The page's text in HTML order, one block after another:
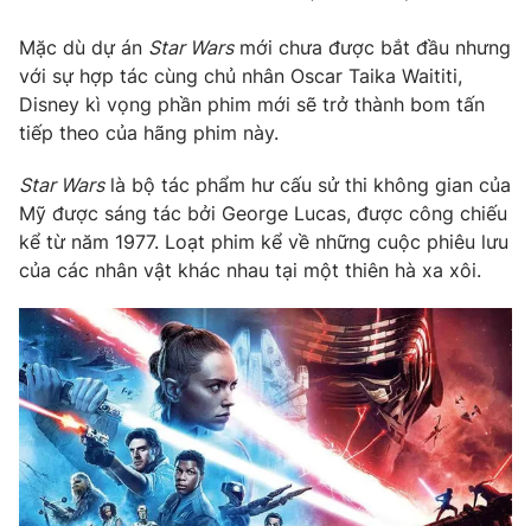
Infographic
Video Shorts video
VTV Money VTV Thể thao
VTV Sức khoẻ Bất động sản
Thị trường 24h Tấm lòng Việt
VTV4 Vươn mình bằng AI
VTV9 VTV8
Liên hệ tòa soạn English
Mặc dù dự án Star Warsmới chưa được bắt đầu nhưng
với sự hợp tác cùng chủ nhân Oscar Taika Waititi,
Disney kì vọng phần phim mới sẽ trở thành bom tấn
tiếp theo của hãng phim này.
Star Warslà bộ tác phẩm hư cấu sử thi không gian của
Mỹ được sáng tác bởi George Lucas, được công chiếu
kể từ năm 1977. Loạt phim kể về những cuộc phiêu lưu
của các nhân vật khác nhau tại một thiên hà xa xôi.